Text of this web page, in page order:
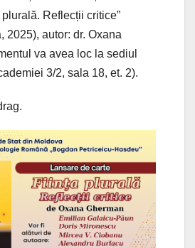
Reflecții critice”
2025), autor: dr. Oxana
va avea loc la sediul
3/2, sala 18, et. 2).